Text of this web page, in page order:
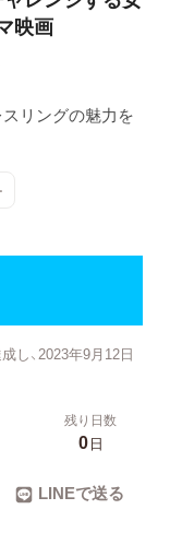
映画
リングの魅力を
し、2023年9月12日
残り日数
0日
LINEで送る